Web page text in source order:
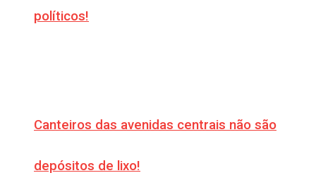
políticos!
Canteiros das avenidas centrais não são
depósitos de lixo!